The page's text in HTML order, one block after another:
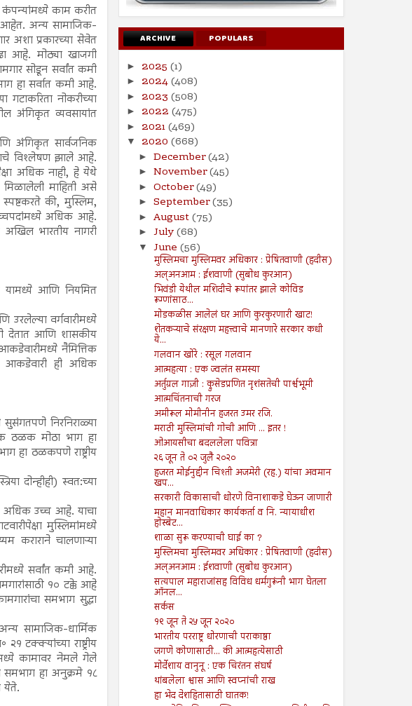
कंपन्यांमध्ये काम करीत
आहेत. अन्य सामाजिक-
अशा प्रकारच्या सेवेत
आहे. मोठ्या खाजगी
सोडून सर्वांत कमी
हा सर्वात कमी आहे.
नोकरीच्या
अंगिकृत व्यवसायांत
अंगिकृत सार्वजनिक
विश्लेषण झाले आहे.
अधिक नाही, हे येथे
माहिती असे
स्पष्टकरते की, मुस्लिम,
अधिक आहे.
भारतीय नागरी
यामध्ये आणि नियमित
उरलेल्या वर्गवारीमध्ये
देतात आणि शासकीय
नैमित्तिक
आकडेवारी ही अधिक
सुसंगतपणे निरनिराळ्या
ठळक मोठा भाग हा
हा ठळकपणे राष्ट्रीय
दोन्हीही) स्वत:च्या
अधिक उच्च आहे. याचा
मुस्लिमांमध्ये
कराराने चालणाऱ्या
सर्वांत कमी आहे.
१० टक्के आहे
समभाग सुद्धा
सामाजिक-धार्मिक
टक्क्यांच्या राष्ट्रीय
कामावर नेमले गेले
समभाग हा अनुक्रमे १८
येते.
ARCHIVE POPULARS
► 2025 (1)
► 2024(408)
► 2023 (508)
► 2022 (475)
► 2021(469)
▼ 2020 (668)
► December(42)
► November(45)
► October(49)
► September(35)
► August(75)
► July(68)
▼ June (56)
मुस्लिमचा मुस्लिमवर अधिकार : प्रेषितवाणी (हदीस)
अल्अनआम : ईशवाणी (सुबोध कुरआन)
भिवंडी येथील मशिदीचे रूपांतर झाले कोविड
रूग्णांसाठ...
मोडकळीस आलेलं घर आणि कुरकुरणारी खाट!
शेतकऱ्याचे संरक्षण महत्त्वाचे मानणारे सरकार कधी
ये...
गलवान खोरे : रसूल गलवान
आत्महत्या : एक ज्वलंत समस्या
अर्तुग्रल गाज़ी : क्रुसेडप्रणित नृशंसतेची पार्श्वभूमी
आत्मचिंतनाची गरज
अमीरूल मोमीनीन हजरत उमर रजि.
मराठी मुस्लिमांची गोची आणि ... इतर !
ओआयसीचा बदललेला पवित्रा
२६ जून ते ०२ जुलै २०२०
हजरत मोईनुद्दीन चिश्ती अजमेरी (रह.) यांचा अवमान
खप...
सरकारी विकासाची धोरणे विनाशाकडे घेऊन जाणारी
महान मानवाधिकार कार्यकर्ता व नि. न्यायाधीश
होस्बेट...
शाळा सुरू करण्याची घाई का ?
मुस्लिमचा मुस्लिमवर अधिकार : प्रेषितवाणी (हदीस)
अल्अनआम : ईशवाणी (सुबोध कुरआन)
सत्यपाल महाराजांसह विविध धर्मगुरूंनी भाग घेतला
ऑनल...
सर्कस
१९ जून ते २५ जून २०२०
भारतीय परराष्ट्र धोरणाची पराकाष्ठा
जगणे कोणासाठी... की आत्महत्येसाठी
मोर्देशाय वानुनू : एक चिरंतन संघर्ष
थांबलेला श्वास आणि स्वप्नांची राख
हा भेद देशहितासाठी घातक!